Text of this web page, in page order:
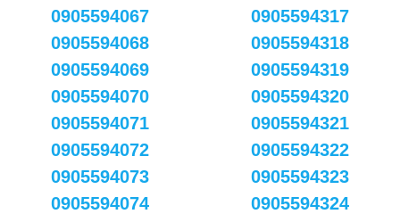
0905594067
0905594068
0905594069
0905594070
0905594071
0905594072
0905594073
0905594074
0905594317
0905594318
0905594319
0905594320
0905594321
0905594322
0905594323
0905594324